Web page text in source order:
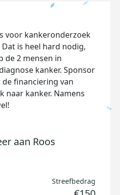
voor kankeronderzoek
is heel hard nodig,
de 2 mensen in
kanker. Sponsor
de financiering van
naar kanker. Namens
aan Roos
Streefbedrag